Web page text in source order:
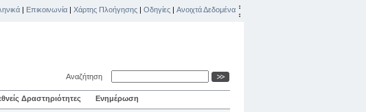
| Επικοινωνία | Χάρτης Πλοήγησης | Οδηγίες | Ανοιχτά Δεδομένα
Αναζήτηση
Δραστηριότητες Ενημέρωση